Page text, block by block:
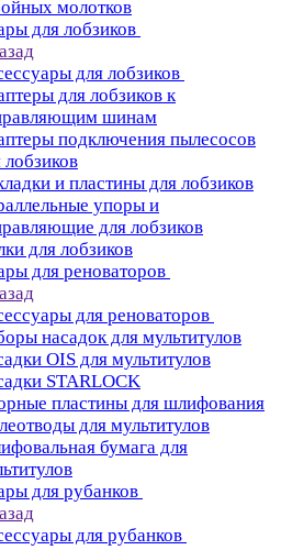
молотков
для лобзиков
для лобзиков
для лобзиков к
шинам
подключения пылесосов
лобзиков
и пластины для лобзиков
упоры и
для лобзиков
для лобзиков
для реноваторов
для реноваторов
насадок для мультитулов
OIS для мультитулов
STARLOCK
пластины для шлифования
для мультитулов
бумага для
для рубанков
для рубанков